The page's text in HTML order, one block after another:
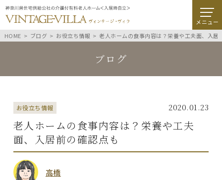
メニュー
HOME
ブログ お役立ち情報 老人ホームの食事内容は？栄養や工夫面、入居
ブログ
お役立ち情報 2020.01.23
老人ホームの食事内容は？栄養や工夫
面、入居前の確認点も
高橋